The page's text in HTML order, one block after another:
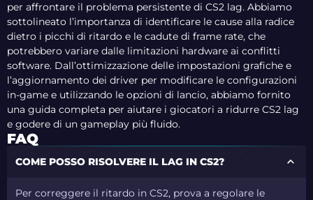
per affrontare il problema persistente di CS2 lag. Abbiamo
sottolineato l’importanza di identificare le cause alla radice
dietro i picchi di ritardo e le cadute di frame rate, che
potrebbero variare dalle limitazioni hardware ai conflitti
software. Dall’ottimizzazione delle impostazioni grafiche e
l’aggiornamento dei driver per modificare le configurazioni
in-game e utilizzando le opzioni di lancio, abbiamo fornito
una guida completa per aiutare i giocatori a ridurre CS2 lag
e godere di un gameplay più fluido.
FAQ
COME POSSO RISOLVERE IL LAG IN CS2?
Per correggere il ritardo in CS2, prova a regolare le